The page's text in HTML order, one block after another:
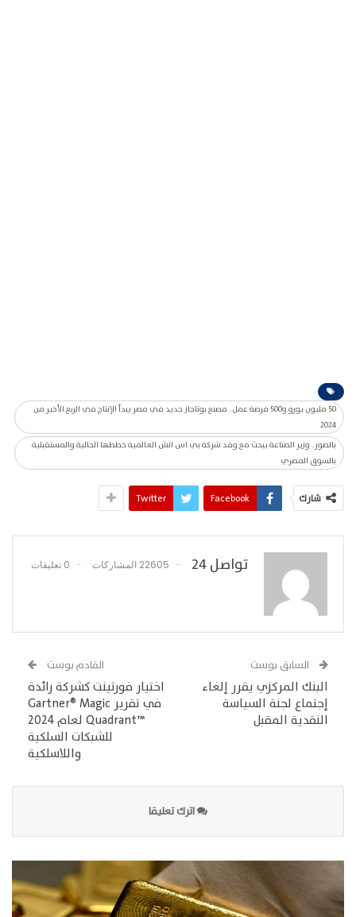
50 مليون يورو و500 فرصة عمل.. مصنع بوتاجاز جديد في مصر يبدأ الإنتاج في الربع الأخير من
2024
بالصور.. وزير الصناعة يبحث مع وفد شركة بي اس اتش العالمية خططها الحالية والمستقبلية
بالسوق المصري
شارك Facebook
Twitter
تواصل 24 22605 المشاركات 0 تعليقات
السابق بوست
البنك المركزي يقرر إلغاء
إجتماع لجنة السياسة
النقدية المقبل
القادم بوست
اختيار فورتينت كشركة رائدة
في تقرير Gartner® Magic
Quadrant™‎ لعام 2024
للشبكات السلكية
واللاسلكية
اترك تعليقا